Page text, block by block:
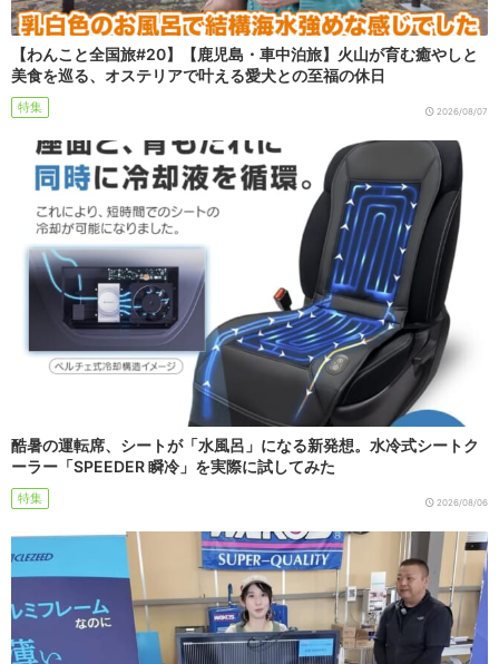
【わんこと全国旅#20】【鹿児島・車中泊旅】火山が育む癒やしと
美食を巡る、オステリアで叶える愛犬との至福の休日
特集 2026/08/07
酷暑の運転席、シートが「水風呂」になる新発想。水冷式シートク
ーラー「SPEEDER 瞬冷」を実際に試してみた
特集 2026/08/06